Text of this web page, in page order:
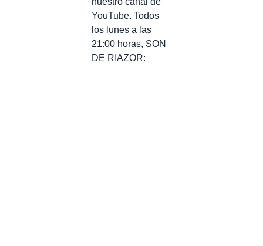
YouTube. Todos
los lunes a las
21:00 horas, SON
DE RIAZOR: